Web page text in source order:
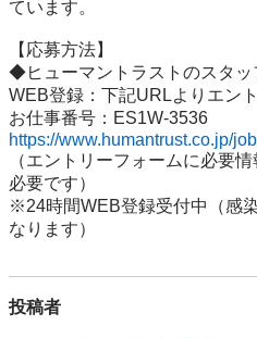
ています。
【応募方法】
◆ヒューマントラストのスタ
WEB登録：下記URLよりエン
https://www.humantrust.co.jp/
（エントリーフォームに必要
必要です）
※24時間WEB登録受付中（感
なります）
投稿者